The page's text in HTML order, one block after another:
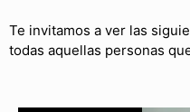
Te invitamos a ver las
todas aquellas personas